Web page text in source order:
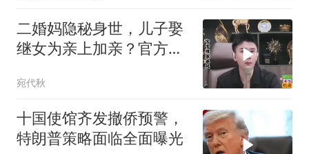
二婚妈隐秘身世，儿子娶
继女为亲上加亲？官方怒
宛代秋
十国使馆齐发撤侨预警，
特朗普策略面临全面曝光